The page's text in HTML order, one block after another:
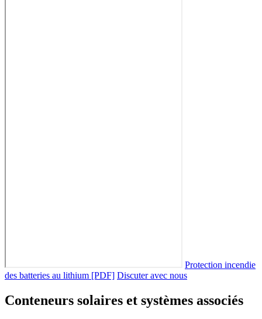
Protection incendie
des batteries au lithium [PDF] Discuter avec nous
Conteneurs solaires et systèmes associés